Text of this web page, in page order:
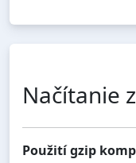
Načítanie
Použití gzip